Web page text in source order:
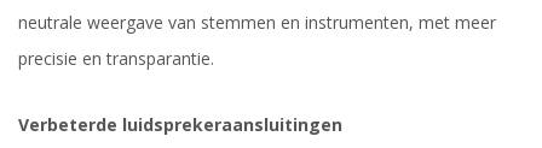
neutrale weergave van stemmen en instrumenten, met meer
precisie en transparantie.
Verbeterde luidsprekeraansluitingen